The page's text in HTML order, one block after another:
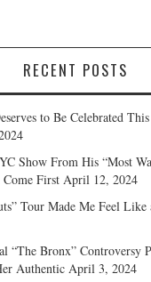
RECENT POSTS
to Be Celebrated
Show From His “Most
First April 12, 2024
Tour Made Me Feel Like
“The Bronx” Controversy
Authentic April 3, 2024